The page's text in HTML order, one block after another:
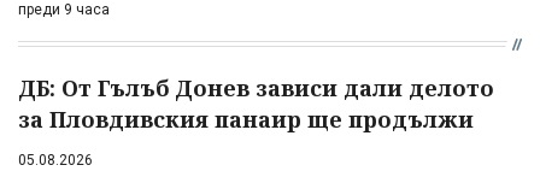
преди 9 часа
ДБ: От Гълъб Донев зависи дали делото
за Пловдивския панаир ще продължи
05.08.2026